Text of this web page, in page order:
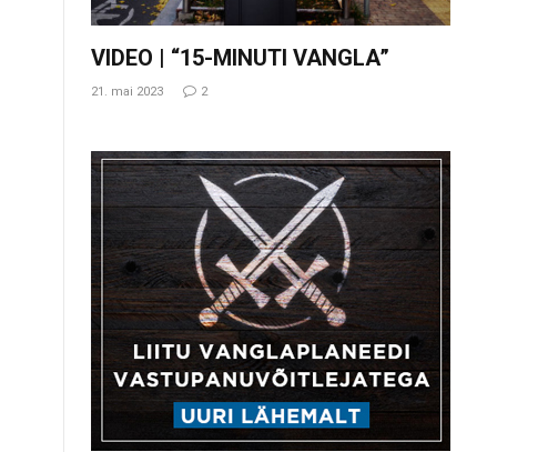
VIDEO | “15-MINUTI VANGLA”
21. mai 2023 2